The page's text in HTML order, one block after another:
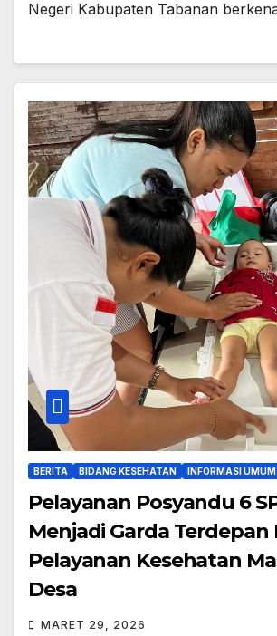
Negeri Kabupaten Tabanan
BERITA BIDANG KESEHATAN INFORMASI UMUM
Pelayanan Posyandu 6
Menjadi Garda Terdepan
Pelayanan Kesehatan
Desa
MARET 29, 2026